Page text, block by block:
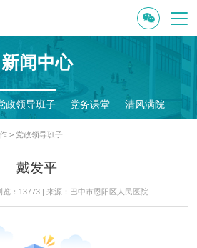
新闻中心
政领导班子 党务课堂 清风满院
> 党政领导班子
戴发平
览：13773 | 来源：巴中市恩阳区人民医院